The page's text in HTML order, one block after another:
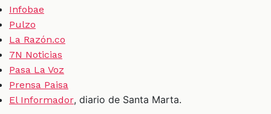
Infobae
Pulzo
La Razón.co
7N Noticias
Pasa La Voz
Prensa Paisa
El Informador, diario de Santa Marta.